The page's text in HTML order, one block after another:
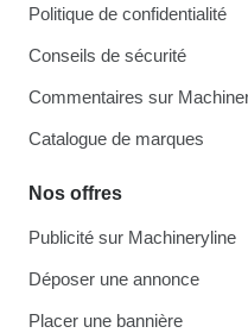
Politique de confidentialité
Conseils de sécurité
Commentaires sur
Catalogue de marques
Nos offres
Publicité sur Machineryline
Déposer une annonce
Placer une bannière